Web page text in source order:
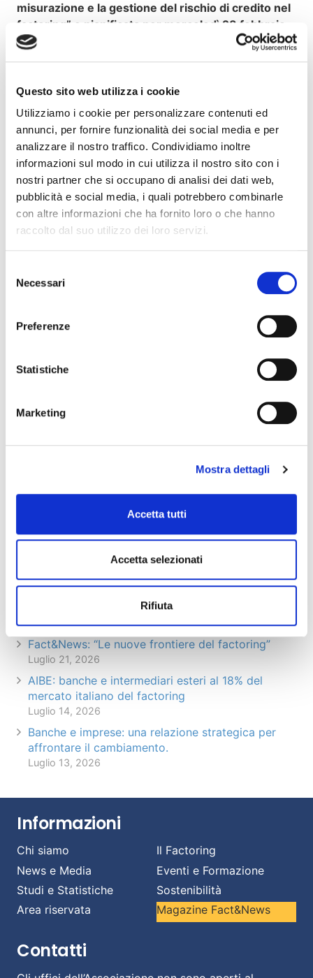
Questo sito web utilizza i cookie
Utilizziamo i cookie per personalizzare contenuti ed
annunci, per fornire funzionalità dei social media e per
analizzare il nostro traffico. Condividiamo inoltre
informazioni sul modo in cui utilizza il nostro sito con i
nostri partner che si occupano di analisi dei dati web,
pubblicità e social media, i quali potrebbero combinarle
con altre informazioni che ha fornito loro o che hanno
raccolto dal suo utilizzo dei loro servizi.
delNecessari
Preferenze
Statistiche
Marketing
Mostra dettagli
Accetta tutti
Accetta selezionati
Rifiuta
misurazione e la gestione del rischio di credito nel
factoring” e pianificata per mercoledì 28 febbraio
dalle ore 9.30 alle ore 13.00, si focalizza sui
contenuti e sui cambiamenti della
impatti sull’attività di factoring con riferimento ai
profili di valutazione, misurazione e gestione del
rischio di credito, per la valutazione dei rischi
specifici connessi con il factoring.
La seconda iniziativa “La forbearance nel caso del
factoring: le linee guida di Assifact”, pianificata per
martedì 20 marzo dalle ore 10.30 alle ore 13.00,
intende invece esaminare, sulla base degli
della forbearance inerenti le esposizioni oggetto di
controparte, la concessione nelle operazioni di
Per maggiori informazioni sull’iniziativa e sulle
Articolo successivo
Articoli recenti
preliminari)
Prosegue la crescita di factoring, leasing e credito
alle famiglie: +2,5% nei primi 4 mesi del 2026,
malgrado il quadro economico complesso
Luglio 22, 2026
Fact&News: “Le nuove frontiere del factoring”
Luglio 21, 2026
AIBE: banche e intermediari esteri al 18% del
mercato italiano del factoring
Luglio 14, 2026
Banche e imprese: una relazione strategica per
affrontare il cambiamento.
Luglio 13, 2026
Informazioni
Chi siamo
Il Factoring
News e Media
Eventi e Formazione
Studi e Statistiche
Sostenibilità
Area riservata
Magazine Fact&News
Contatti